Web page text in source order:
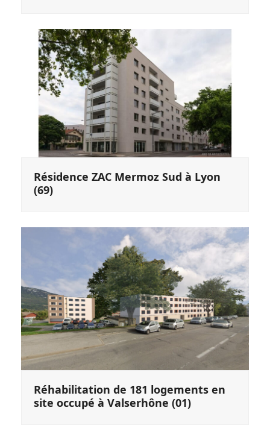
Résidence ZAC Mermoz Sud à Lyon
(69)
Réhabilitation de 181 logements en
site occupé à Valserhône (01)